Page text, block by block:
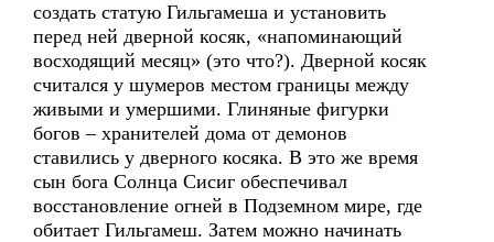
создать статую Гильгамеша и установить
перед ней дверной косяк, «напоминающий
восходящий месяц» (это что?). Дверной косяк
считался у шумеров местом границы между
живыми и умершими. Глиняные фигурки
богов – хранителей дома от демонов
ставились у дверного косяка. В это же время
сын бога Солнца Сисиг обеспечивал
восстановление огней в Подземном мире, где
обитает Гильгамеш. Затем можно начинать